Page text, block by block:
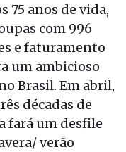
75 anos de vida,
com 996
e faturamento
um ambicioso
Brasil. Em abril,
décadas de
fará um desfile
verão